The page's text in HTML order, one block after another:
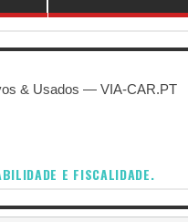
E FISCALIDADE.